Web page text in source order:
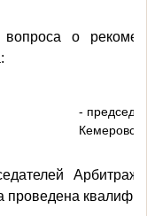
о
-
проведена